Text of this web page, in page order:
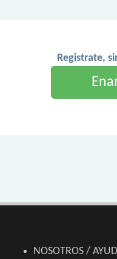
Registrate,
NOSOTROS /